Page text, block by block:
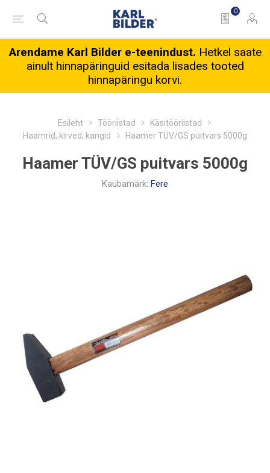
0
Arendame Karl Bilder e-teenindust. Hetkel saate
ainult hinnapäringuid esitada lisades tooted
hinnapäringu korvi.
Esileht Tööriistad
Käsitööriistad
Haamrid, kirved, kangid
Haamer TÜV/GS puitvars 5000g
Haamer TÜV/GS puitvars 5000g
Kaubamärk: Fere